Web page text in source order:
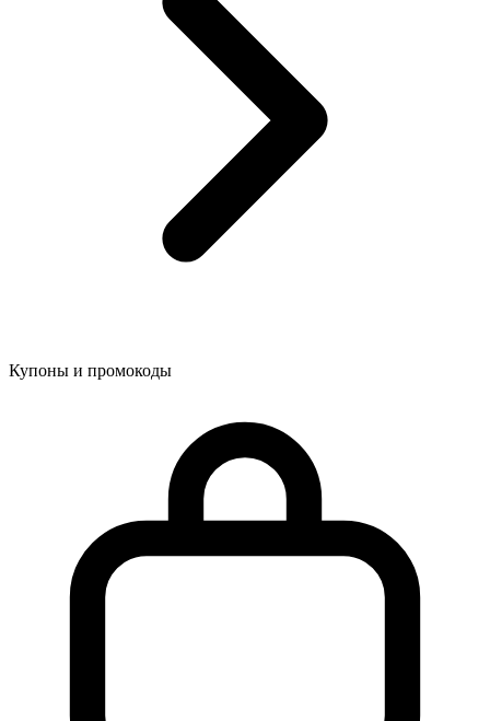
Купоны и промокоды